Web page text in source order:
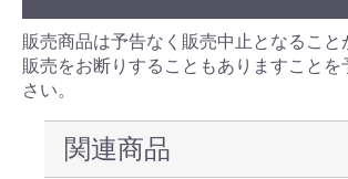
販売商品は予告なく販売中止となること
販売をお断りすることもありますことを
さい。
関連商品